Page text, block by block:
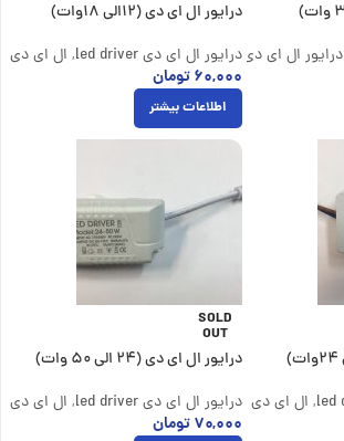
درایور ال ای دی led driver
درایور ال ای دی (12الی 18وات)
درایور ال ای دی led driver
, ال ای دی
۶۰,۰۰۰تومان
اطلاعات بیشتر
, ال ای دی درایور جعبه دار
SOLD
OUT
درایور ال ای دی (24 الی 50 وات)
درایور ال ای دی led driver
, ال ای دی
۷۰,۰۰۰تومان